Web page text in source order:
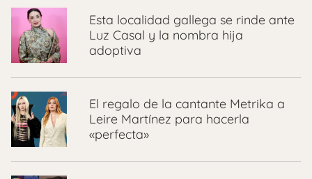
Esta localidad gallega se rinde ante
Luz Casal y la nombra hija
adoptiva
El regalo de la cantante Metrika a
Leire Martínez para hacerla
«perfecta»